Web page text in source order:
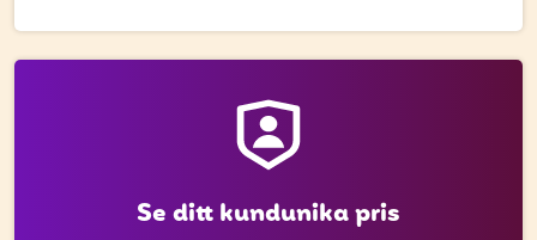
Se ditt kundunika pris